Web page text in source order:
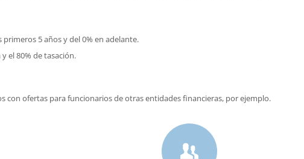
5 años y del 0% en adelante.
el 80% de tasación.
con ofertas para funcionarios de otras entidades financieras, por ejemplo.